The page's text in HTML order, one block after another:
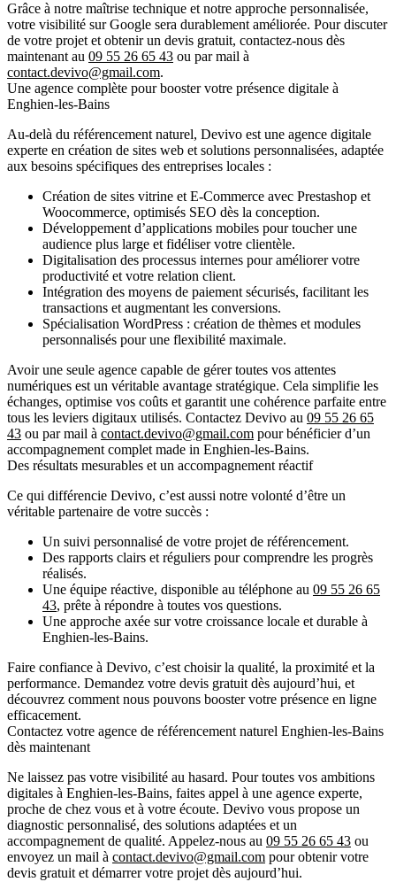
Grâce à notre maîtrise technique et notre approche personnalisée,
votre visibilité sur Google sera durablement améliorée. Pour discuter
de votre projet et obtenir un devis gratuit, contactez-nous dès
maintenant au 09 55 26 65 43 ou par mail à
contact.devivo@gmail.com.
Une agence complète pour booster votre présence digitale à
Enghien-les-Bains
Au-delà du référencement naturel, Devivo est une agence digitale
experte en création de sites web et solutions personnalisées, adaptée
aux besoins spécifiques des entreprises locales :
Création de sites vitrine et E-Commerce avec Prestashop et
Woocommerce, optimisés SEO dès la conception.
Développement d’applications mobiles pour toucher une
audience plus large et fidéliser votre clientèle.
Digitalisation des processus internes pour améliorer votre
productivité et votre relation client.
Intégration des moyens de paiementsécurisés, facilitant les
transactions et augmentant les conversions.
Spécialisation WordPress : création de thèmes et modules
personnalisés pour une flexibilité maximale.
Avoir une seule agence capable de gérer toutes vos attentes
numériques est un véritable avantage stratégique. Cela simplifie les
échanges, optimise vos coûts et garantit une cohérence parfaite entre
tous les leviers digitaux utilisés. Contactez Devivo au 09 55 26 65
43 ou par mail à contact.devivo@gmail.com pour bénéficier d’un
accompagnement complet made in Enghien-les-Bains.
Des résultats mesurables et un accompagnement réactif
Ce qui différencie Devivo, c’est aussi notre volonté d’être un
véritable partenaire de votre succès :
Un suivi personnalisé de votre projet de référencement.
Des rapports clairs et réguliers pour comprendre les progrès
réalisés.
Une équipe réactive, disponible au téléphone au 09 55 26 65
43, prête à répondre à toutes vos questions.
Une approche axée sur votre croissance locale et durable à
Enghien-les-Bains.
Faire confiance à Devivo, c’est choisir la qualité, la proximité et la
performance. Demandez votre devis gratuit dès aujourd’hui, et
découvrez comment nous pouvons booster votre présence en ligne
efficacement.
Contactez votre agence de référencement naturel Enghien-les-Bains
dès maintenant
Ne laissez pas votre visibilité au hasard. Pour toutes vos ambitions
digitales à Enghien-les-Bains, faites appel à une agence experte,
proche de chez vous et à votre écoute. Devivo vous propose un
diagnostic personnalisé, des solutions adaptées et un
accompagnement de qualité. Appelez-nous au 09 55 26 65 43 ou
envoyez un mail à contact.devivo@gmail.com pour obtenir votre
devis gratuitet démarrer votre projet dès aujourd’hui.